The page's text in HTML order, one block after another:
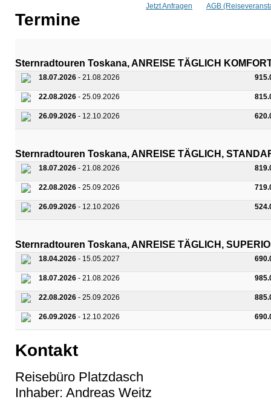
Jetzt Anfragen AGB
Termine
Sternradtouren Toskana, ANREISE TÄGLICH
18.07.2026 - 21.08.2026
22.08.2026 - 25.09.2026
26.09.2026 - 12.10.2026
Sternradtouren Toskana, ANREISE TÄGLICH,
18.07.2026 - 21.08.2026
22.08.2026 - 25.09.2026
26.09.2026 - 12.10.2026
Sternradtouren Toskana, ANREISE TÄGLICH,
18.04.2026 - 15.05.2027
18.07.2026 - 21.08.2026
22.08.2026 - 25.09.2026
26.09.2026 - 12.10.2026
Kontakt
Reisebüro Platzdasch
Inhaber: Andreas Weitz